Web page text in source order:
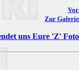
Zur
uns Eure 'Z'